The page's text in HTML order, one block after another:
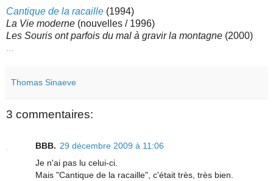
Cantique de la racaille (1994)
La Vie moderne (nouvelles / 1996)
Les Souris ont parfois du mal à gravir la montagne (2000)
...
Thomas Sinaeve
3 commentaires:
BBB. 29 décembre 2009 à 11:06
Je n'ai pas lu celui-ci.
Mais "Cantique de la racaille", c'était très, très bien.